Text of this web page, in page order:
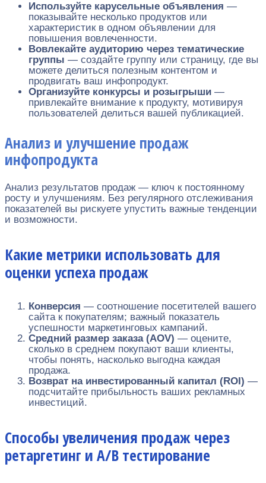
Используйте карусельные объявления —
показывайте несколько продуктов или
характеристик в одном объявлении для
повышения вовлеченности.
Вовлекайте аудиторию через тематические
группы — создайте группу или страницу, где вы
можете делиться полезным контентом и
продвигать ваш инфопродукт.
Организуйте конкурсы и розыгрыши —
привлекайте внимание к продукту, мотивируя
пользователей делиться вашей публикацией.
Анализ и улучшение продаж
инфопродукта
Анализ результатов продаж — ключ к постоянному
росту и улучшениям. Без регулярного отслеживания
показателей вы рискуете упустить важные тенденции
и возможности.
Какие метрики использовать для
оценки успеха продаж
Конверсия — соотношение посетителей вашего
сайта к покупателям; важный показатель
успешности маркетинговых кампаний.
Средний размер заказа (AOV) — оцените,
сколько в среднем покупают ваши клиенты,
чтобы понять, насколько выгодна каждая
продажа.
Возврат на инвестированный капитал (ROI) —
подсчитайте прибыльность ваших рекламных
инвестиций.
Способы увеличения продаж через
ретаргетинг и A/B тестирование